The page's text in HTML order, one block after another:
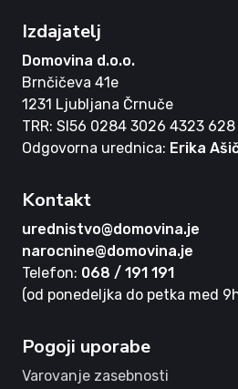
Izdajatelj
Domovina d.o.o.
Brnčičeva 41e
1231 Ljubljana Črnuče
TRR: SI56 0284 3026 4323 628
Odgovorna urednica: Erika
Kontakt
urednistvo@domovina.je
narocnine@domovina.je
Telefon: 068 / 191 191
(od ponedeljka do petka med
Pogoji uporabe
Varovanje zasebnosti